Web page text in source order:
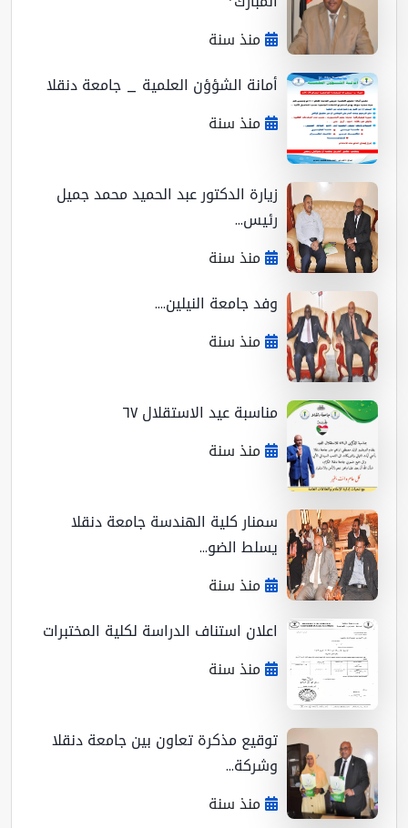
منذ سنة
أمانة الشؤؤن العلمية _ جامعة دنقلا
منذ سنة
زيارة الدكتور عبد الحميد محمد جميل
رئيس...
منذ سنة
وفد جامعة النيلين....
منذ سنة
مناسبة عيد الاستقلال ٦٧
منذ سنة
سمنار كلية الهندسة جامعة دنقلا
يسلط الضو...
منذ سنة
اعلان استناف الدراسة لكلية المختبرات
منذ سنة
توقيع مذكرة تعاون بين جامعة دنقلا
وشركة...
منذ سنة